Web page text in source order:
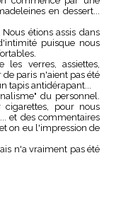
en dessert...
étions assis dans
puisque nous
verres, assiettes,
paris n'aient pas été
tapis antidérapant...
du personnel.
pour nous
et des commentaires
on eu l'impression de
n'a vraiment pas été